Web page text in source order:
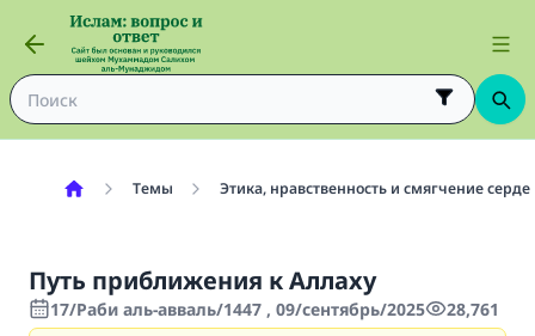
Темы Этика, нравственность и смягчение
Путь приближения к Аллаху
17/Раби аль-авваль/1447 , 09/сентябрь/2025 28,761